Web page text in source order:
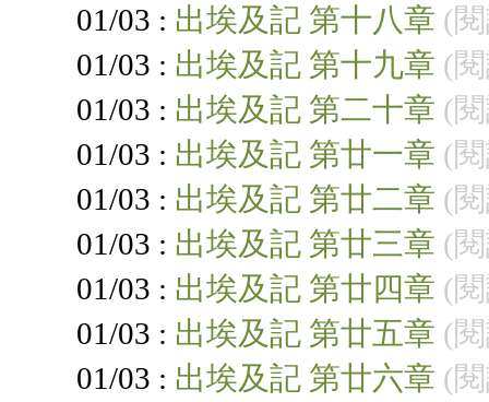
01/03 : 出埃及記 第十八章 (
01/03 : 出埃及記 第十九章 (
01/03 : 出埃及記 第二十章 (
01/03 : 出埃及記 第廿一章 (
01/03 : 出埃及記 第廿二章 (
01/03 : 出埃及記 第廿三章 (
01/03 : 出埃及記 第廿四章 (
01/03 : 出埃及記 第廿五章 (
01/03 : 出埃及記 第廿六章 (